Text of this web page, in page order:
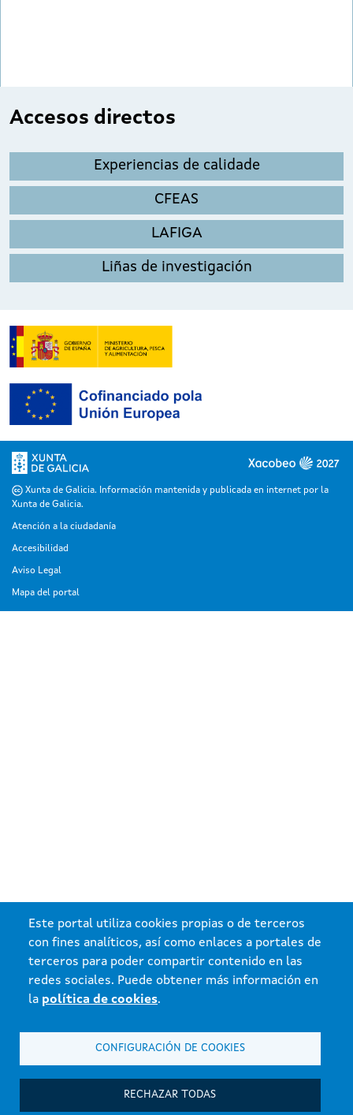
Este portal utiliza cookies propias o de terceros
con fines analíticos, así como enlaces a portales de
terceros para poder compartir contenido en las
redes sociales. Puede obtener más información en
la política de cookies.
CONFIGURACIÓN DE COOKIES
RECHAZAR TODAS
Accesos directos
Experiencias de calidade
CFEAS
LAFIGA
Liñas de investigación
Xunta de Galicia. Información mantenida y publicada en internet por la
Xunta de Galicia.
Atención a la ciudadanía
Accesibilidad
Aviso Legal
Mapa del portal